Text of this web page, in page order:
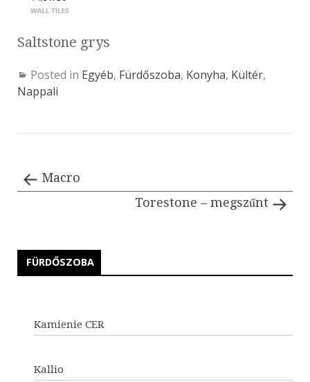
Saltstone grys
Posted in Egyéb, Fürdőszoba, Konyha, Kültér,
Nappali
Macro
Torestone – megszűnt
FÜRDŐSZOBA
Kamienie CER
Kallio